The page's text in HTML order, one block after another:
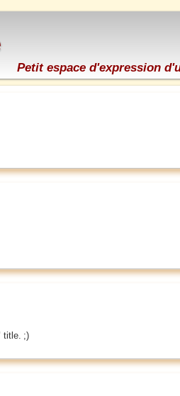
Petit espace d'expression
title. ;)